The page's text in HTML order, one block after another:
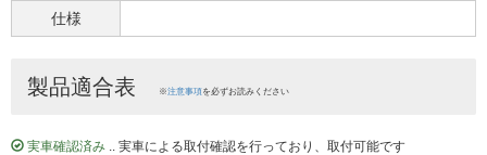
仕様
製品適合表 ※注意事項を必ずお読みください
実車確認済み .. 実車による取付確認を行っており、取付可能です